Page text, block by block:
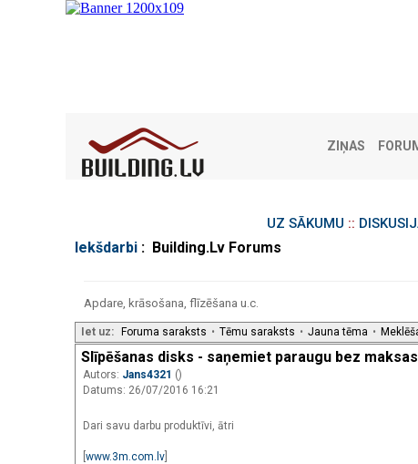
ZIŅAS
UZ SĀKUMU ::
Iekšdarbi : Building.Lv Forums
Apdare, krāsošana, flīzēšana u.c.
Iet uz: Foruma saraksts • Tēmu saraksts • Jauna tēma •
Slīpēšanas disks - saņemiet paraugu bez
Autors: Jans4321 ()
Datums: 26/07/2016 16:21
Dari savu darbu produktīvi, ātri
www.3m.com.lv